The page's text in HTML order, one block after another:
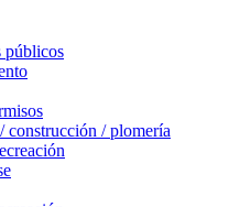
públicos
construcción / plomería